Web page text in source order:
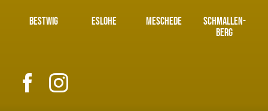
BESTWIG ESLOHE MESCHEDE
SCHMALLEN­
BERG